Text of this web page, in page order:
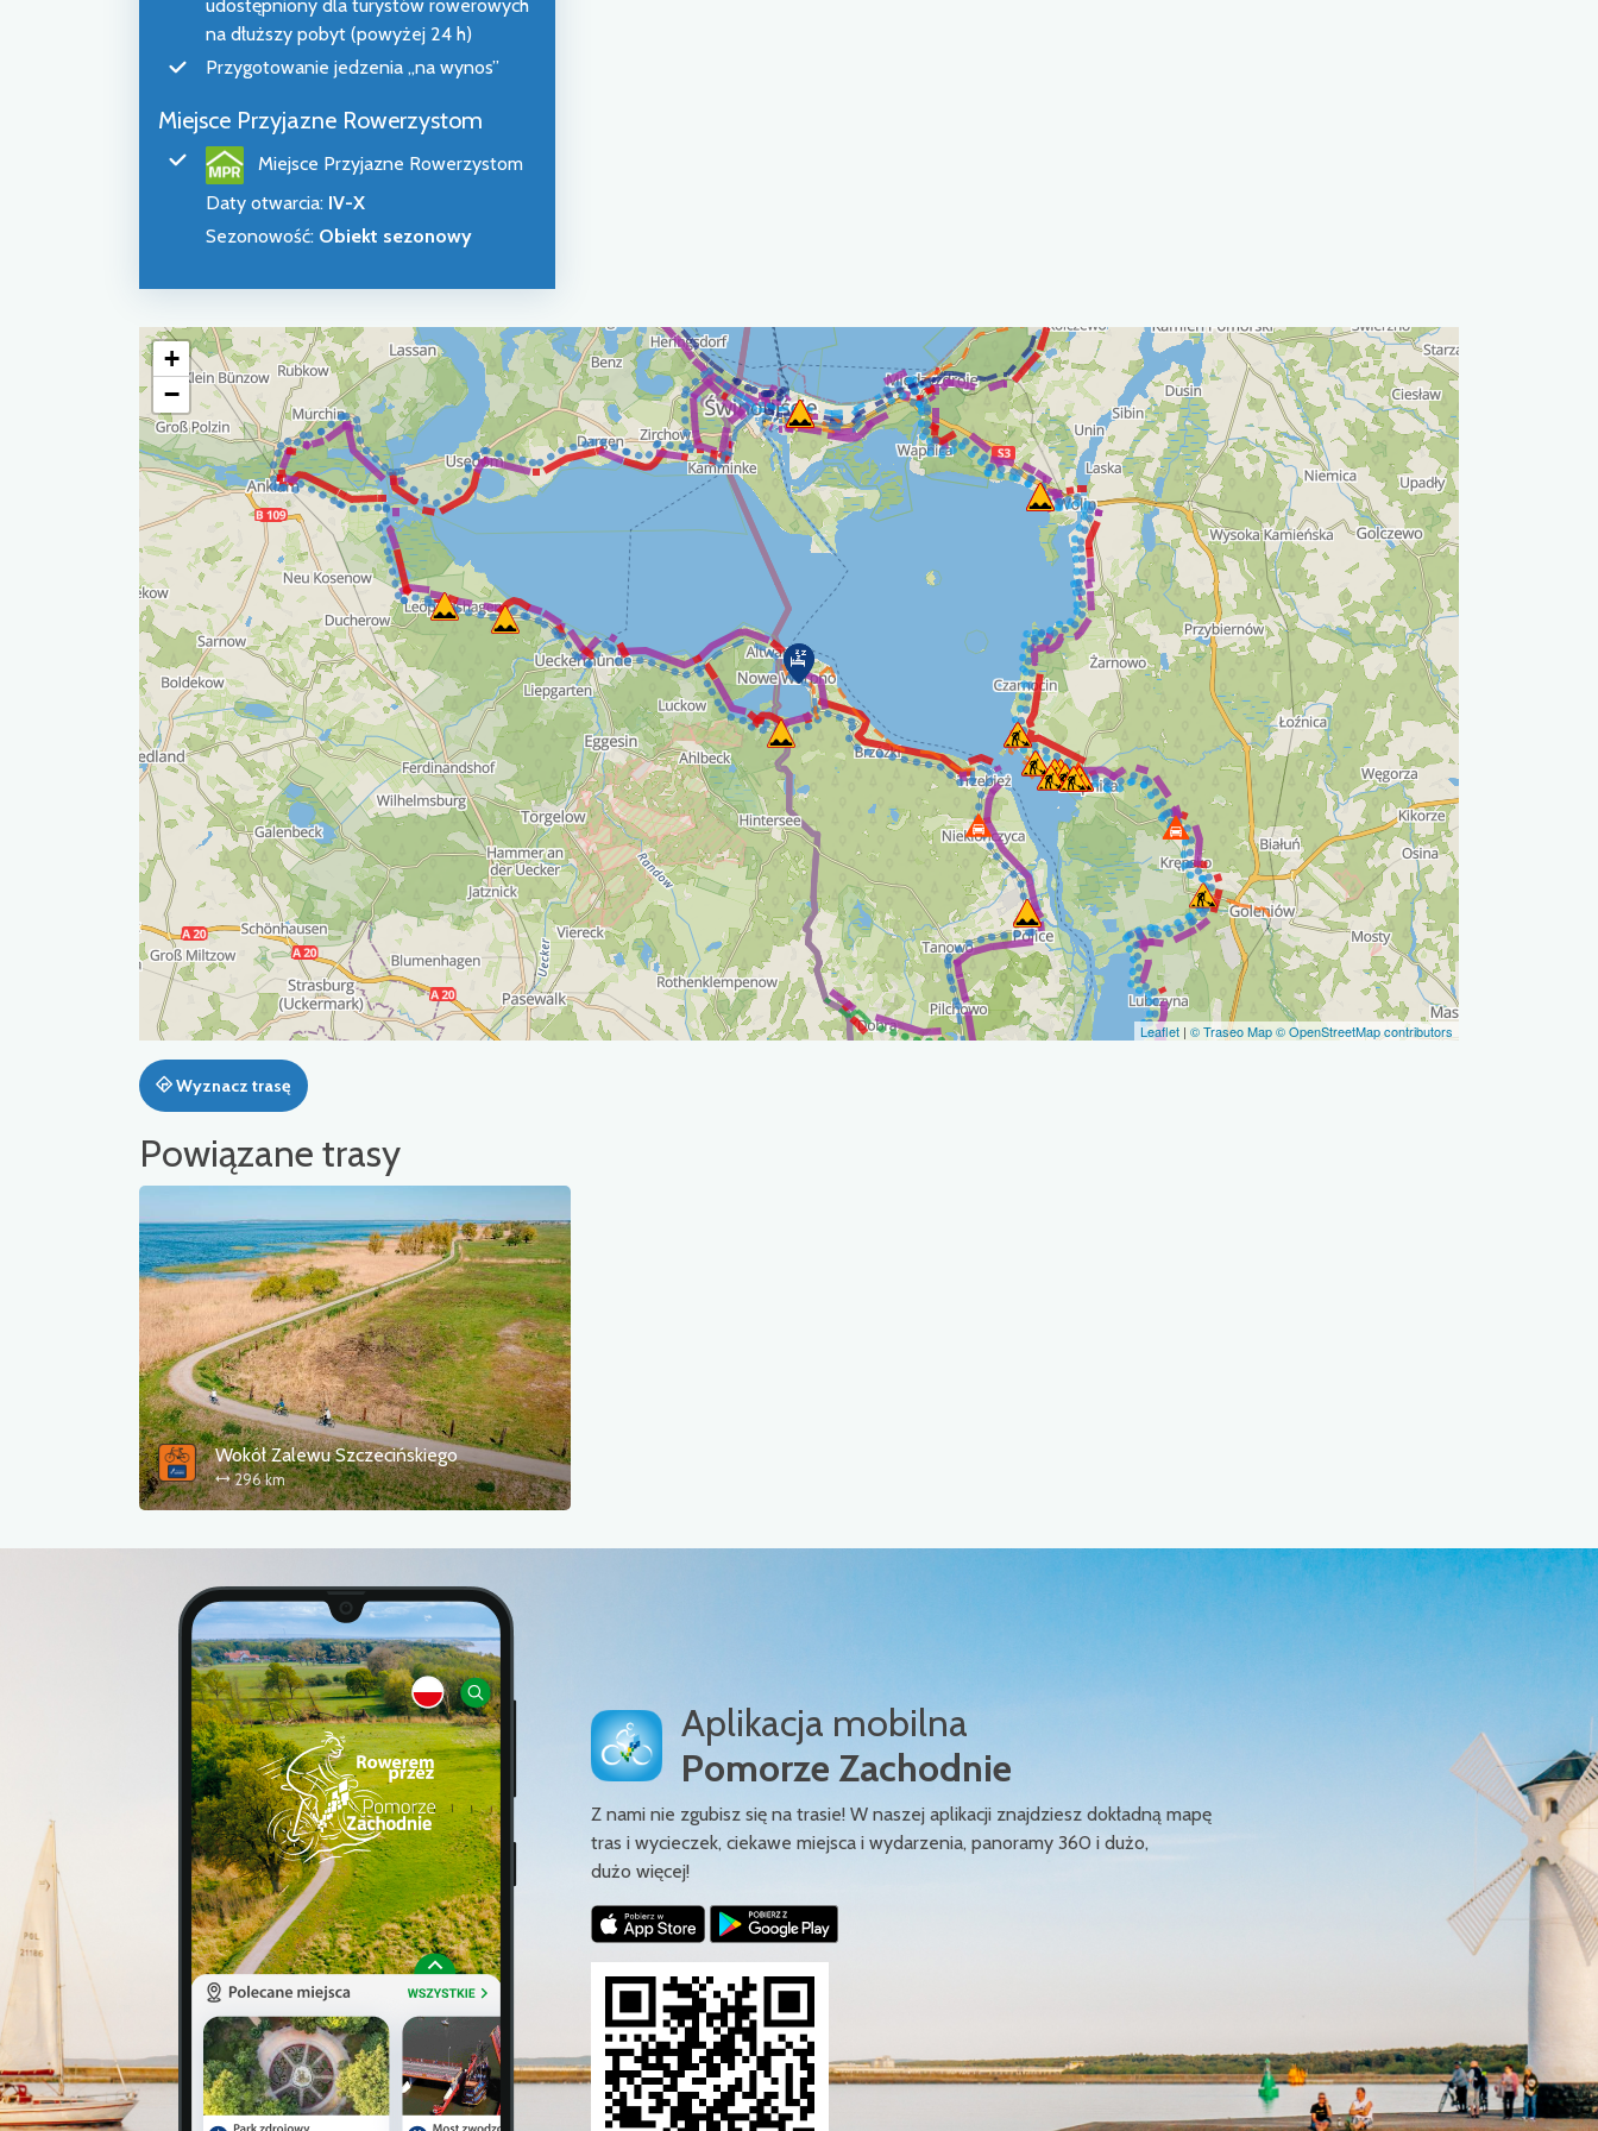
udostępniony dla turystów rowerowych
na dłuższy pobyt (powyżej 24 h)
Przygotowanie jedzenia „na wynos”
Miejsce Przyjazne Rowerzystom
Miejsce Przyjazne Rowerzystom
Daty otwarcia: IV-X
Sezonowość: Obiekt sezonowy
+
−
Leaflet | © Traseo Map© OpenStreetMap contributors
Wyznacz trasę
Powiązane trasy
Wokół Zalewu Szczecińskiego
296 km
Aplikacja mobilna
Pomorze Zachodnie
Z nami nie zgubisz się na trasie! W naszej aplikacji znajdziesz dokładną mapę
tras i wycieczek, ciekawe miejsca i wydarzenia, panoramy 360 i dużo,
dużo więcej!